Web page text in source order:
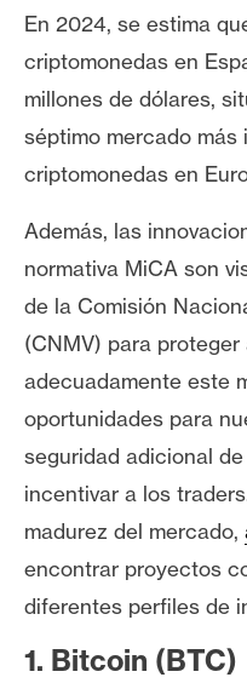
á
l
s
i
s
N
o
t
a
s
d
e
P
r
e
n
s
a
En 2024, se estima
criptomonedas en
millones de dólares,
séptimo mercado más
criptomonedas en
Además, las
normativa MiCA son
de la Comisión
(CNMV) para
adecuadamente este
oportunidades para
seguridad adicional
incentivar a los
madurez del mercado,
encontrar proyectos
diferentes perfiles de
1. Bitcoin (BTC)